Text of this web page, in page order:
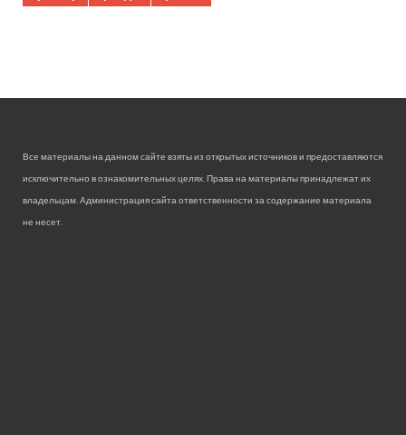
Все материалы на данном сайте взяты из открытых источников и предоставляются
исключительно в ознакомительных целях. Права на материалы принадлежат их
владельцам. Администрация сайта ответственности за содержание материала
не несет.